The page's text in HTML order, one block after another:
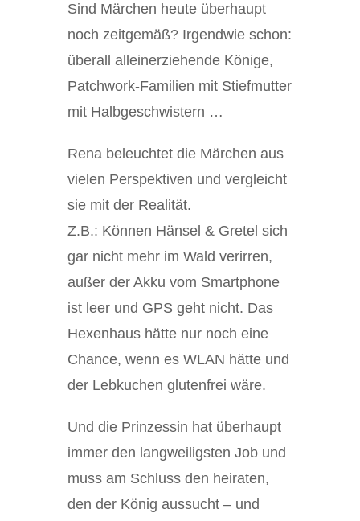
Sind Märchen heute überhaupt
noch zeitgemäß? Irgendwie schon:
überall alleinerziehende Könige,
Patchwork-Familien mit Stiefmutter
mit Halbgeschwistern …
Rena beleuchtet die Märchen aus
vielen Perspektiven und vergleicht
sie mit der Realität.
Z.B.: Können Hänsel & Gretel sich
gar nicht mehr im Wald verirren,
außer der Akku vom Smartphone
ist leer und GPS geht nicht. Das
Hexenhaus hätte nur noch eine
Chance, wenn es WLAN hätte und
der Lebkuchen glutenfrei wäre.
Und die Prinzessin hat überhaupt
immer den langweiligsten Job und
muss am Schluss den heiraten,
den der König aussucht – und